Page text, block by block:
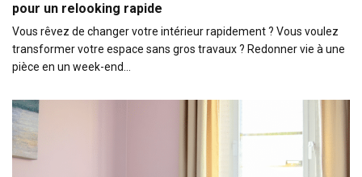
pour un relooking rapide
Vous rêvez de changer votre intérieur rapidement ? Vous voulez
transformer votre espace sans gros travaux ? Redonner vie à une
pièce en un week-end…